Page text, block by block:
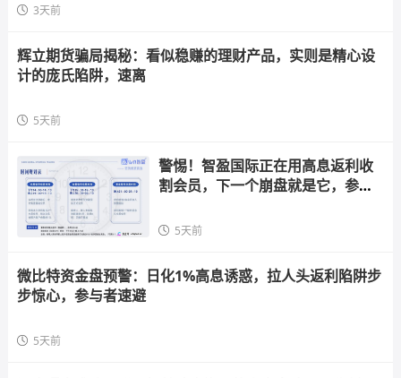
3天前
辉立期货骗局揭秘：看似稳赚的理财产品，实则是精心设
计的庞氏陷阱，速离
5天前
警惕！智盈国际正在用高息返利收
割会员，下一个崩盘就是它，参与
5天前
微比特资金盘预警：日化1%高息诱惑，拉人头返利陷阱步
步惊心，参与者速避
5天前